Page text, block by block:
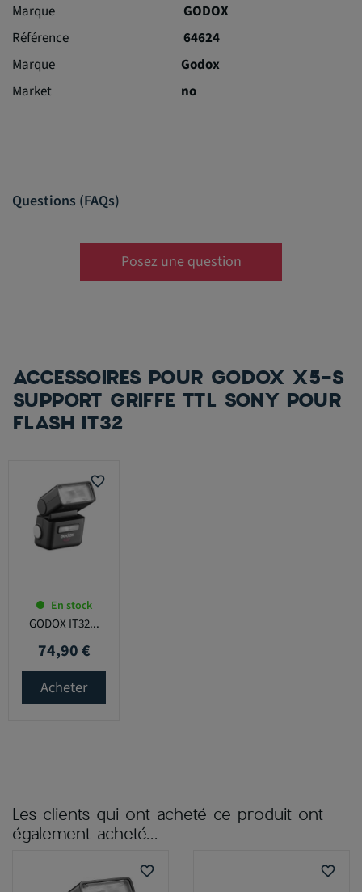
Marque
GODOX
Référence
64624
Marque
Godox
Market
no
Questions (FAQs)
Posez une question
ACCESSOIRES POUR GODOX X5-S
SUPPORT GRIFFE TTL SONY POUR
FLASH IT32
favorite_border
En stock
GODOX IT32...
Prix
74,90 €
Acheter
Les clients qui ont acheté ce produit ont
également acheté...
favorite_border favorite_border